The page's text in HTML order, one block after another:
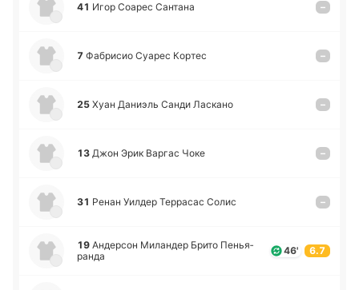
41 Игор Соарес Са­нта­на –
7 Фа­бри­сио Суарес Кортес –
25 Хуан Да­ниэль Санди Ла­ска­но –
13 Джон Эрик Варгас Чоке –
31 Ренан Уилдер Те­рра­сас Солис –
19 Анде­рсон Ми­ла­ндер Брито Пе­нья­
ра­нда
46' 6.7